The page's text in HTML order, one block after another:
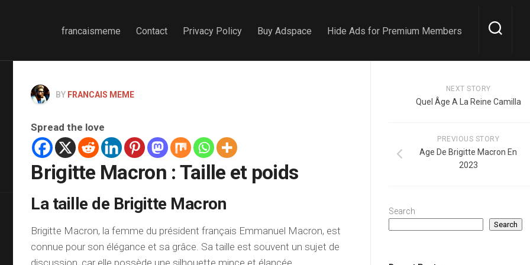
francaismeme Contact Privacy Policy Buy Adspace Hide Ads for Premium Members
BY FRANCAIS MEME
Spread the love
Brigitte Macron : Taille et poids
La taille de Brigitte Macron
Brigitte Macron, la femme du président français Emmanuel Macron, est
connue pour son élégance et sa grâce. Sa taille est souvent un sujet de
discussion, car elle possède une silhouette mince et élancée.
NEXT STORY
Quel Âge A La Reine Camilla
PREVIOUS STORY
Age De Brigitte Macron En
2023
Search
Search